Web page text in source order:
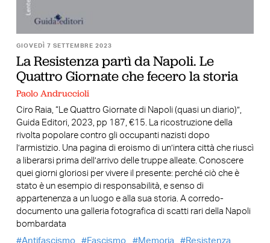
GIOVEDÌ 7 SETTEMBRE 2023
La Resistenza partì da Napoli. Le
Quattro Giornate che fecero la storia
Paolo Andruccioli
Ciro Raia, “Le Quattro Giornate di Napoli (quasi un diario)”,
Guida Editori, 2023, pp 187, €15. La ricostruzione della
rivolta popolare contro gli occupanti nazisti dopo
l’armistizio. Una pagina di eroismo di un’intera città che riuscì
a liberarsi prima dell’arrivo delle truppe alleate. Conoscere
quei giorni gloriosi per vivere il presente: perché ciò che è
stato è un esempio di responsabilità, e senso di
appartenenza a un luogo e alla sua storia. A corredo-
documento una galleria fotografica di scatti rari della Napoli
bombardata
Antifascismo
Fascismo Memoria Resistenza